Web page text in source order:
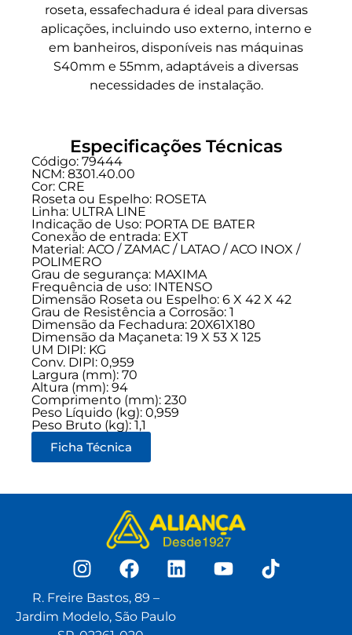
roseta, essafechadura é ideal para diversas
aplicações, incluindo uso externo, interno e
em banheiros, disponíveis nas máquinas
S40mm e 55mm, adaptáveis a diversas
necessidades de instalação.
Especificações Técnicas
Código: 79444
NCM: 8301.40.00
Cor: CRE
Roseta ou Espelho: ROSETA
Linha: ULTRA LINE
Indicação de Uso: PORTA DE BATER
Conexão de entrada: EXT
Material: ACO / ZAMAC / LATAO / ACO INOX /
POLIMERO
Grau de segurança: MAXIMA
Frequência de uso: INTENSO
Dimensão Roseta ou Espelho: 6 X 42 X 42
Grau de Resistência a Corrosão: 1
Dimensão da Fechadura: 20X61X180
Dimensão da Maçaneta: 19 X 53 X 125
UM DIPI: KG
Conv. DIPI: 0,959
Largura (mm): 70
Altura (mm): 94
Comprimento (mm): 230
Peso Líquido (kg): 0,959
Peso Bruto (kg): 1,1
Ficha Técnica
R. Freire Bastos, 89 –
Jardim Modelo, São Paulo